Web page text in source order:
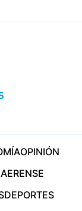
OPINIÓN
DEPORTES